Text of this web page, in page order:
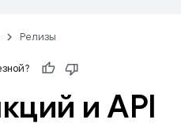
Релизы
и API